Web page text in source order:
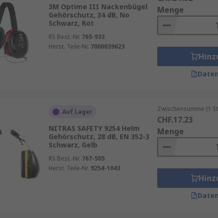
Aspekte zu beachten, um den optimalen Schutz
SNR (Single Number Rating) bezeichnet, gibt an, wie
der Schutz. Für den Einsatz in extrem lauten
Komfort, da sie sich perfekt an die Kopfform anpassen.
sind mit zusätzlichen Funktionen ausgestattet, wie
oder mit Bluetooth-Technologie, um Musik oder
und eine solide Verarbeitung sind entscheidend für
Ohrpolster leicht austauschbar sind und das Produkt
3M Optime III Nackenbügel
Gehörschutz, 34 dB, No
Schwarz, Rot
RS Best.-Nr. 765-933
Herst. Teile-Nr. 7000039623
Menge
Auf Lager
NITRAS SAFETY 9254 Helm
Gehörschutz, 28 dB, EN 352-3
Schwarz, Gelb
RS Best.-Nr. 767-505
Herst. Teile-Nr. 9254-1043
Zwischensumme (1
CHF.17.23
Menge